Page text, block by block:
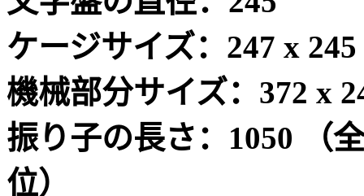
ケージサイズ： 247 x
機械部分サイズ： 372 x
振り子の長さ： 1050
（
位）